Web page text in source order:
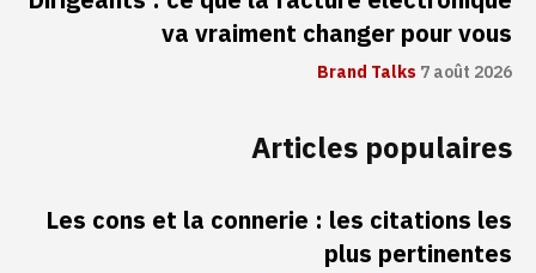
va vraiment changer pour vous
Brand Talks7 août 2026
Articles populaires
Les cons et la connerie : les citations les
plus pertinentes